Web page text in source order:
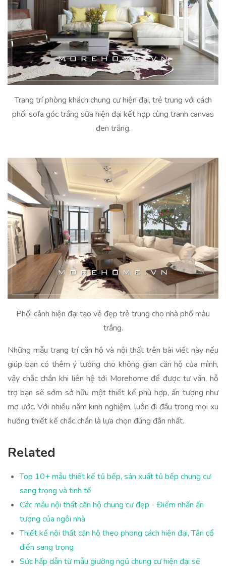
Trang trí phòng khách chung cư hiện đại, trẻ trung với cách
phối sofa góc trắng sữa hiện đại kết hợp cùng tranh canvas
đen trắng.
Phối cảnh hiện đại tạo vẻ đẹp trẻ trung cho nhà phố màu
trắng.
Những mẫu trang trí căn hộ và nội thất trên bài viết này nếu
giúp bạn có thêm ý tưởng cho không gian căn hộ của mình,
vậy chắc chắn khi liên hệ tới Morehome để được tư vấn, hỗ
trợ bạn sẽ sớm sở hữu một thiết kế phù hợp, ấn tượng như
mơ ước. Với nhiều năm kinh nghiệm, luôn đi đầu trong mọi xu
hướng thiết kế chắc chắn là lựa chọn đúng đắn nhất.
Related
Top 10+ mẫu thiết kế tủ bếp, sản xuất tủ bếp chung cư
sang trọng và tinh tế
Các mẫu nội thất căn hộ chung cư đẹp - Điểm nhấn ấn
tượng của ngôi nhà
Thiết kế nội thất căn hộ theo phong cách hiện đại, Tân cổ
điển sang trọng
Sức hấp dẫn từ mẫu giường ngủ chung cư hiện đại sẽ